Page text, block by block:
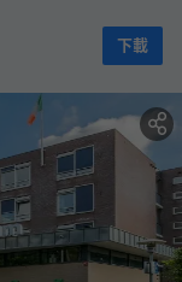
下載